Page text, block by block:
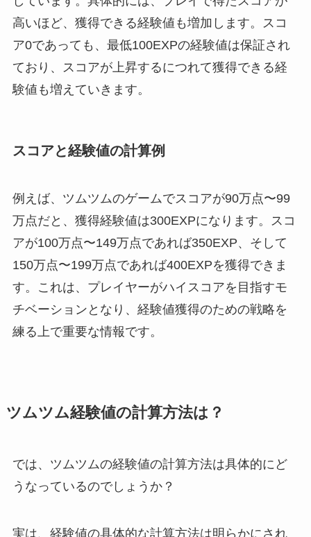
高いほど、獲得できる経験値も増加します。スコ
ア0であっても、最低100EXPの経験値は保証され
ており、スコアが上昇するにつれて獲得できる経
験値も増えていきます。
スコアと経験値の計算例
例えば、ツムツムのゲームでスコアが90万点〜99
万点だと、獲得経験値は300EXPになります。スコ
アが100万点〜149万点であれば350EXP、そして
150万点〜199万点であれば400EXPを獲得できま
す。これは、プレイヤーがハイスコアを目指すモ
チベーションとなり、経験値獲得のための戦略を
練る上で重要な情報です。
ツムツム経験値の計算方法は？
では、ツムツムの経験値の計算方法は具体的にど
うなっているのでしょうか？
実は、経験値の具体的な計算方法は明らかにされ